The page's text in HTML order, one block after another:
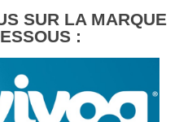
SUR LA MARQUE
: